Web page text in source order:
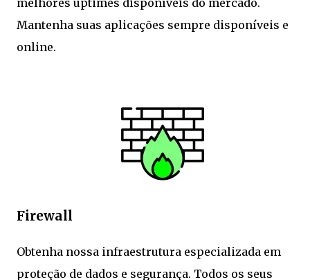
melhores uptimes disponíveis do mercado.
Mantenha suas aplicações sempre disponíveis e
online.
Firewall
Obtenha nossa infraestrutura especializada em
proteção de dados e segurança. Todos os seus